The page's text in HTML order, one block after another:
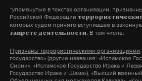
Подпишитесь на Daily
А еще мы есть вTelegram,
*упомянутые в текстах организации,
Российской Федерации
которых судом принято вступившее в
запрете деятельности. В том числе:
Признаны террористическими организациями
государство» (другие названия: «Исламское
Сирии», «Исламское Государство Ирака и
Государство Ирака и Шама»), «Высший